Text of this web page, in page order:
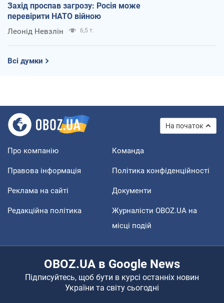
Захід проспав загрозу: Росія може
перевірити НАТО війною
Леонід Невзлін 6,5 т.
Всі думки
На початок
Про компанію Команда
Правова інформація Політика конфіденційності
Реклама на сайті Документи
Редакційна політика
Журналісти OBOZ.UA на
місці подій
OBOZ.UA в Google News
Підписуйтесь, щоб бути в курсі останніх новин
України та світу сьогодні